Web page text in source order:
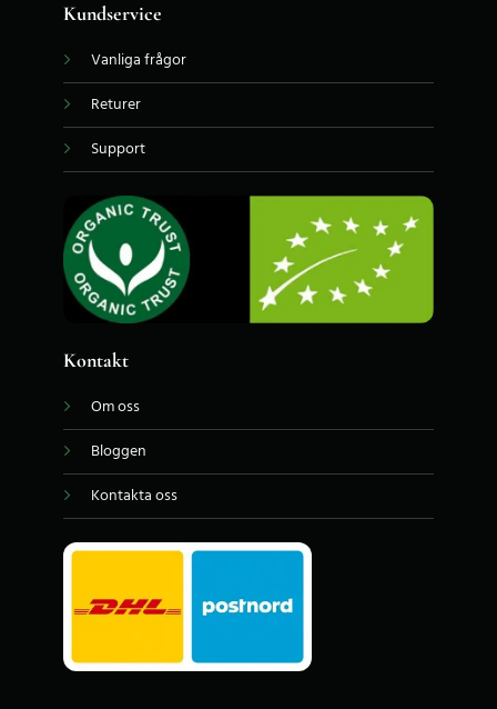
Kundservice
Vanliga frågor
Returer
Support
Kontakt
Om oss
Bloggen
Kontakta oss